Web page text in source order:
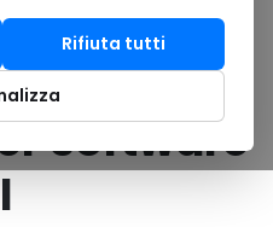
vs
quale
software
Rifiuta tutti